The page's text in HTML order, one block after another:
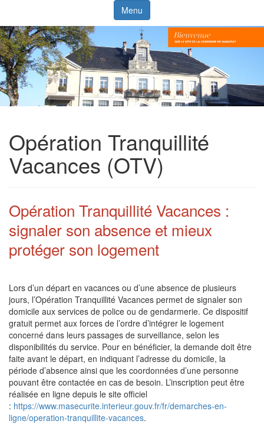
Menu
Opération Tranquillité
Vacances (OTV)
Opération Tranquillité Vacances :
signaler son absence et mieux
protéger son logement
Lors d’un départ en vacances ou d’une absence de plusieurs
jours, l’Opération Tranquillité Vacances permet de signaler son
domicile aux services de police ou de gendarmerie. Ce dispositif
gratuit permet aux forces de l’ordre d’intégrer le logement
concerné dans leurs passages de surveillance, selon les
disponibilités du service. Pour en bénéficier, la demande doit être
faite avant le départ, en indiquant l’adresse du domicile, la
période d’absence ainsi que les coordonnées d’une personne
pouvant être contactée en cas de besoin. L’inscription peut être
réalisée en ligne depuis le site officiel
: https://www.masecurite.interieur.gouv.fr/fr/demarches-en-
ligne/operation-tranquillite-vacances.